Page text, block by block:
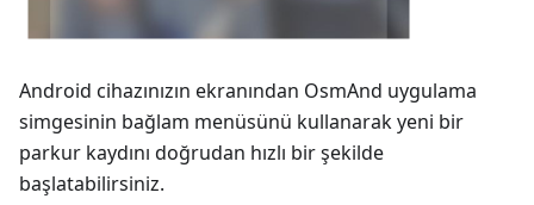
Android cihazınızın ekranından OsmAnd uygulama
simgesinin bağlam menüsünü kullanarak yeni bir
parkur kaydını doğrudan hızlı bir şekilde
başlatabilirsiniz.